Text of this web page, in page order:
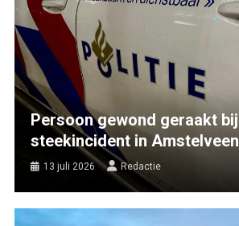
Persoon gewond geraakt bij
steekincident in Amstelveen
13 juli 2026 Redactie